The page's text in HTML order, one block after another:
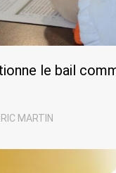
le bail
MARTIN